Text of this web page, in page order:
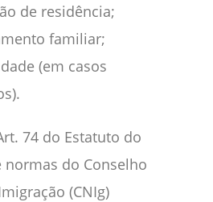
de residência;
familiar;
(em casos
74 do Estatuto do
normas do Conselho
(CNIg)